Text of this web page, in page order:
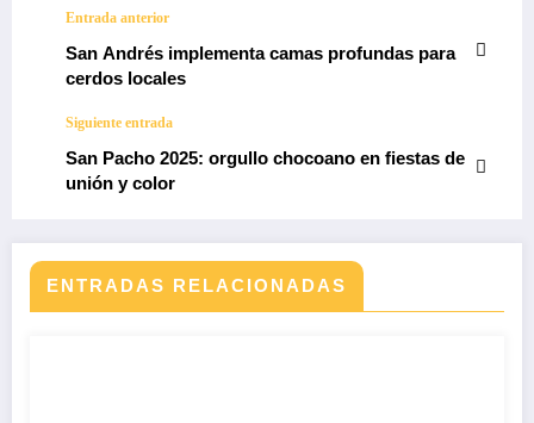
Entrada anterior
San Andrés implementa camas profundas para
cerdos locales
Siguiente entrada
San Pacho 2025: orgullo chocoano en fiestas de
unión y color
ENTRADAS RELACIONADAS